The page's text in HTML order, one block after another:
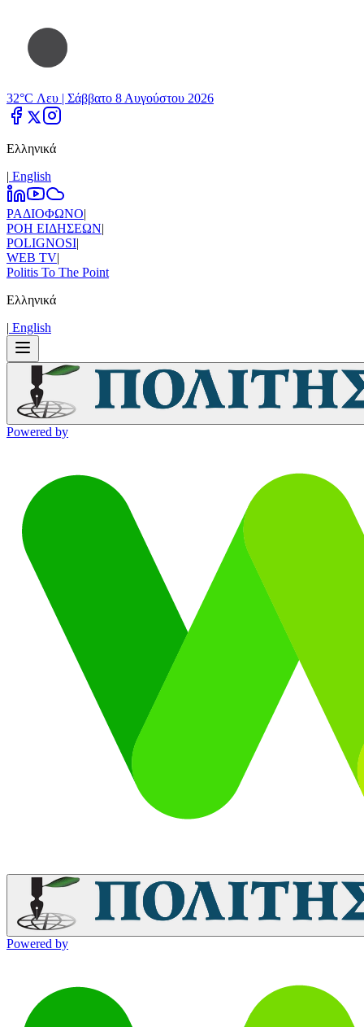
32°C Λευ | Σάββατο 8 Αυγούστου 2026
Ελληνικά
| Εnglish
ΡΑΔΙΟΦΩΝΟ|
ΡΟΗ ΕΙΔΗΣΕΩΝ|
POLIGNOSI|
WEB TV|
Politis To The Point
Ελληνικά
| Εnglish
Powered by
Powered by